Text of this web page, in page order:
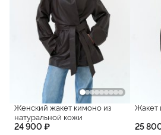
Женский жакет кимоно из
натуральной кожи
24 900 ₽
Жакет
25